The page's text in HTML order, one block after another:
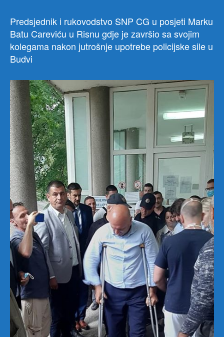
Predsjednik i rukovodstvo SNP CG u posjeti Marku
Batu Careviću u Risnu gdje je završio sa svojim
kolegama nakon jutrošnje upotrebe policijske sile u
Budvi